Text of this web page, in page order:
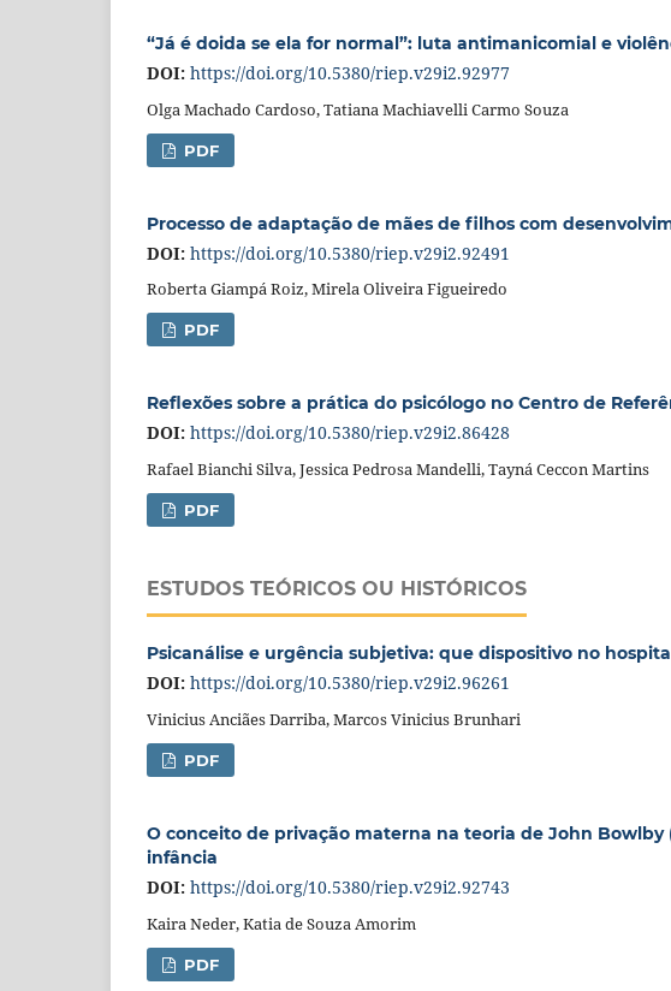
“Já é doida se ela for normal”: luta antimanicomial e
DOI: https://doi.org/10.5380/riep.v29i2.92977
Olga Machado Cardoso, Tatiana Machiavelli Carmo Souza
PDF
Processo de adaptação de mães de filhos com
DOI: https://doi.org/10.5380/riep.v29i2.92491
Roberta Giampá Roiz, Mirela Oliveira Figueiredo
PDF
Reflexões sobre a prática do psicólogo no Centro de
DOI: https://doi.org/10.5380/riep.v29i2.86428
Rafael Bianchi Silva, Jessica Pedrosa Mandelli, Tayná Ceccon Martins
PDF
ESTUDOS TEÓRICOS OU HISTÓRICOS
Psicanálise e urgência subjetiva: que dispositivo no
DOI: https://doi.org/10.5380/riep.v29i2.96261
Vinicius Anciães Darriba, Marcos Vinicius Brunhari
PDF
O conceito de privação materna na teoria de John Bowlby
infância
DOI: https://doi.org/10.5380/riep.v29i2.92743
Kaira Neder, Katia de Souza Amorim
PDF